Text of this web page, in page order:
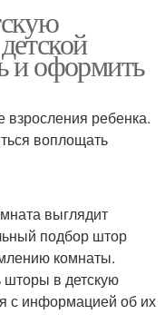
и оформить
взросления ребенка.
воплощать
выглядит
подбор штор
комнаты.
шторы в детскую
с информацией об их